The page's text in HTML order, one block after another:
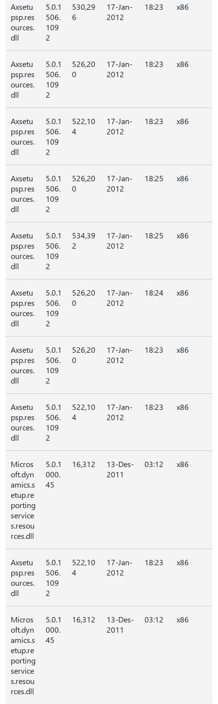
Axsetu
psp.res
ources.
dll
5.0.1
506.
109
2
530,29
6
17-Jan-
2012
18:23 x86
Axsetu
psp.res
ources.
dll
5.0.1
506.
109
2
526,20
0
17-Jan-
2012
18:23 x86
Axsetu
psp.res
ources.
dll
5.0.1
506.
109
2
522,10
4
17-Jan-
2012
18:23 x86
Axsetu
psp.res
ources.
dll
5.0.1
506.
109
2
526,20
0
17-Jan-
2012
18:25 x86
Axsetu
psp.res
ources.
dll
5.0.1
506.
109
2
534,39
2
17-Jan-
2012
18:25 x86
Axsetu
psp.res
ources.
dll
5.0.1
506.
109
2
526,20
0
17-Jan-
2012
18:24 x86
Axsetu
psp.res
ources.
dll
5.0.1
506.
109
2
526,20
0
17-Jan-
2012
18:23 x86
Axsetu
psp.res
ources.
dll
5.0.1
506.
109
2
522,10
4
17-Jan-
2012
18:23 x86
Micros
oft.dyn
amics.s
etup.re
porting
service
s.resou
rces.dll
5.0.1
000.
45
16,312
13-Des-
2011
03:12 x86
Axsetu
psp.res
ources.
dll
5.0.1
506.
109
2
522,10
4
17-Jan-
2012
18:23 x86
Micros
oft.dyn
amics.s
etup.re
porting
service
s.resou
rces.dll
5.0.1
000.
45
16,312
13-Des-
2011
03:12 x86